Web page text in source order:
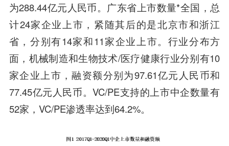
为288.44亿元人民币。广东省上市数量*全国，总
计24家企业上市，紧随其后的是北京市和浙江
省，分别有14家和11家企业上市。行业分布方
面，机械制造和生物技术/医疗健康行业分别有10
家企业上市，融资额分别为97.61亿元人民币和
77.45亿元人民币。VC/PE支持的上市中企数量有
52家，VC/PE渗透率达到64.2%。